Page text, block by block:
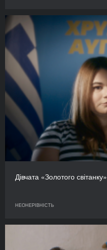
Дівчата «Золотого світанку»
НЕОНЕРІВНІСТЬ